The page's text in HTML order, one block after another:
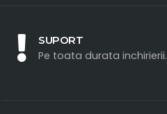
SUPORT
Pe toata durata inchirierii.